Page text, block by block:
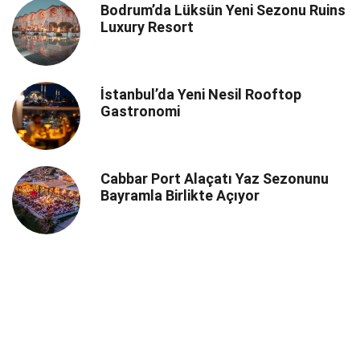
Bodrum’da Lüksün Yeni Sezonu Ruins
Luxury Resort
İstanbul’da Yeni Nesil Rooftop
Gastronomi
Cabbar Port Alaçatı Yaz Sezonunu
Bayramla Birlikte Açıyor